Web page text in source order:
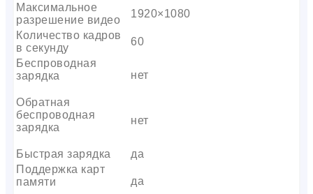
Максимальное
разрешение видео
1920×1080
Количество кадров
в секунду
60
Беспроводная
зарядка
нет
Обратная
беспроводная
зарядка
нет
Быстрая зарядка
да
Поддержка карт
памяти
да